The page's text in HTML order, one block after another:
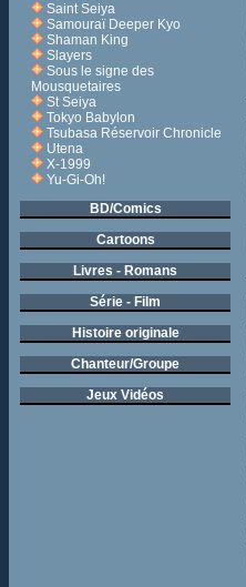
Saint Seiya
Samouraï Deeper Kyo
Shaman King
Slayers
Sous le signe des
Mousquetaires
St Seiya
Tokyo Babylon
Tsubasa Réservoir Chronicle
Utena
X-1999
Yu-Gi-Oh!
BD/Comics
Cartoons
Livres - Romans
Série - Film
Histoire originale
Chanteur/Groupe
Jeux Vidéos